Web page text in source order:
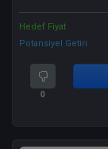
Hedef Fiyat
Potansiyel Getiri
0